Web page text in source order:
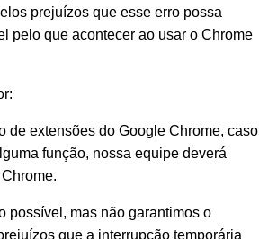
prejuízos que esse erro possa
pelo que acontecer ao usar o Chrome
de extensões do Google Chrome, caso
função, nossa equipe deverá
possível, mas não garantimos o
que a interrupção temporária